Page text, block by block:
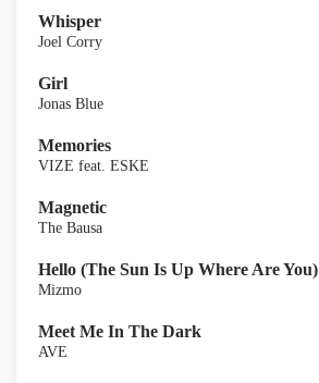
Whisper
Joel Corry
Girl
Jonas Blue
Memories
VIZE feat. ESKE
Magnetic
The Bausa
Hello (The Sun Is Up Where Are You)
Mizmo
Meet Me In The Dark
AVE